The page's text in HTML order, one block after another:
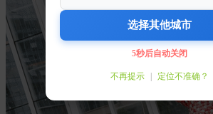
选择其他城市
4秒后自动关闭
不再提示 | 定位不准确？